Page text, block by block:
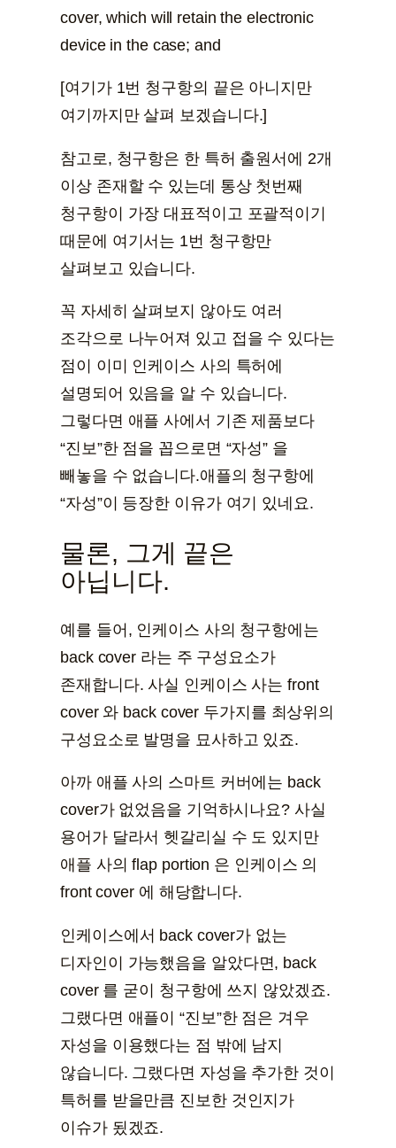
cover, which will retain the electronic
device in the case; and
[여기가 1번 청구항의 끝은 아니지만
여기까지만 살펴 보겠습니다.]
참고로, 청구항은 한 특허 출원서에 2개
이상 존재할 수 있는데 통상 첫번째
청구항이 가장 대표적이고 포괄적이기
때문에 여기서는 1번 청구항만
살펴보고 있습니다.
꼭 자세히 살펴보지 않아도 여러
조각으로 나누어져 있고 접을 수 있다는
점이 이미 인케이스 사의 특허에
설명되어 있음을 알 수 있습니다.
그렇다면 애플 사에서 기존 제품보다
“진보”한 점을 꼽으로면 “자성” 을
빼놓을 수 없습니다.애플의 청구항에
“자성”이 등장한 이유가 여기 있네요.
물론, 그게 끝은
아닙니다.
예를 들어, 인케이스 사의 청구항에는
back cover 라는 주 구성요소가
존재합니다. 사실 인케이스 사는 front
cover 와 back cover 두가지를 최상위의
구성요소로 발명을 묘사하고 있죠.
아까 애플 사의 스마트 커버에는 back
cover가 없었음을 기억하시나요? 사실
용어가 달라서 헷갈리실 수 도 있지만
애플 사의 flap portion 은 인케이스 의
front cover 에 해당합니다.
인케이스에서 back cover가 없는
디자인이 가능했음을 알았다면, back
cover 를 굳이 청구항에 쓰지 않았겠죠.
그랬다면 애플이 “진보”한 점은 겨우
자성을 이용했다는 점 밖에 남지
않습니다. 그랬다면 자성을 추가한 것이
특허를 받을만큼 진보한 것인지가
이슈가 됬겠죠.